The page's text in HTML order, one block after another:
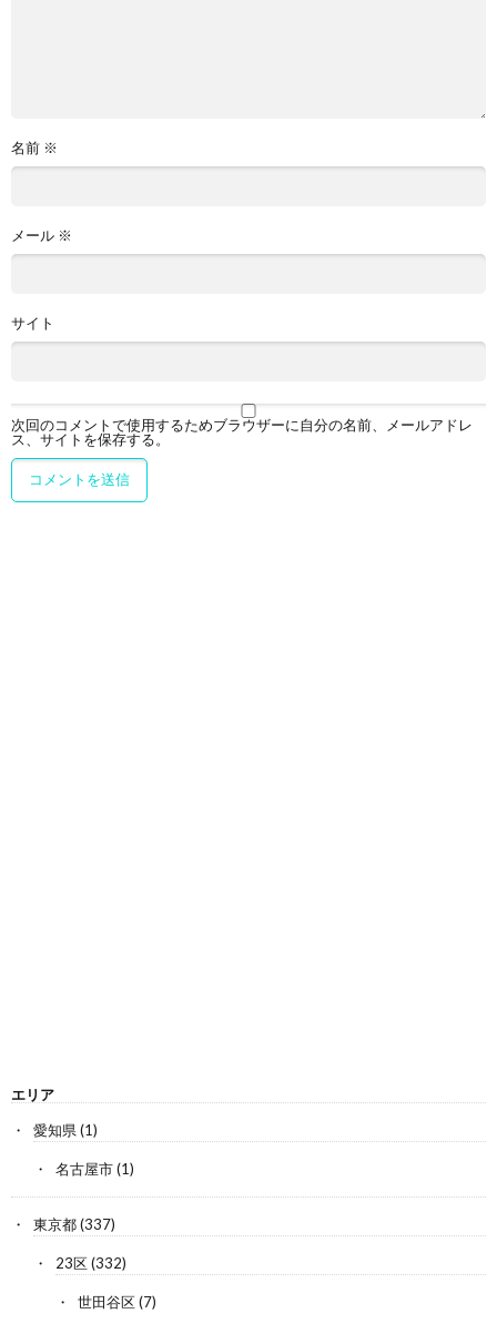
名前 ※
メール ※
サイト
次回のコメントで使用するためブラウザーに自分の名前、メールアドレ
ス、サイトを保存する。
エリア
愛知県(1)
名古屋市(1)
東京都(337)
23区(332)
世田谷区(7)